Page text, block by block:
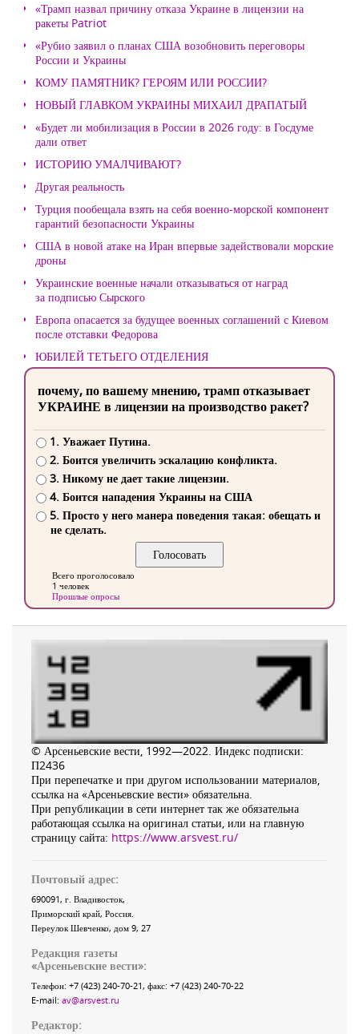
«Трамп назвал причину отказа Украине в лицензии на
ракеты Patriot
«Рубио заявил о планах США возобновить переговоры
России и Украины
КОМУ ПАМЯТНИК? ГЕРОЯМ ИЛИ РОССИИ?
НОВЫЙ ГЛАВКОМ УКРАИНЫ МИХАИЛ ДРАПАТЫЙ
«Будет ли мобилизация в России в 2026 году: в Госдуме
дали ответ
ИСТОРИЮ УМАЛЧИВАЮТ?
Другая реальность
Турция пообещала взять на себя военно-морской компонент
гарантий безопасности Украины
США в новой атаке на Иран впервые задействовали морские
дроны
Украинские военные начали отказываться от наград
за подписью Сырского
Европа опасается за будущее военных соглашений с Киевом
после отставки Федорова
ЮБИЛЕЙ ТЕТЬЕГО ОТДЕЛЕНИЯ
почему, по вашему мнению, трамп отказывает
УКРАИНЕ в лицензии на производство ракет?
1. Уважает Путина.
2. Боится увеличить эскалацию конфликта.
3. Никому не дает такие лицензии.
4. Боится нападения Украины на США
5. Просто у него манера поведения такая: обещать и
не сделать.
Всего проголосовало
1 человек
Прошлые опросы
© Арсеньевские вести, 1992—2022. Индекс подписки:
П2436
При перепечатке и при другом использовании материалов,
ссылка на «Арсеньевские вести» обязательна.
При републикации в сети интернет так же обязательна
работающая ссылка на оригинал статьи, или на главную
страницу сайта: https://www.arsvest.ru/
Почтовый адрес:
690091, г. Владивосток,
Приморский край, Россия
Переулок Шевченко, дом 9, 27
Редакция газеты
«Арсеньевские вести»:
Телефон: +7 (423) 240-70-21, факс: +7 (423) 240-70-22
E-mail: av@arsvest.ru
Редактор: